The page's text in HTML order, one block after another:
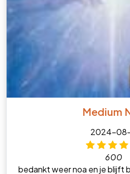
Medium
2024-08-
600
bedankt weer noa en je blijft